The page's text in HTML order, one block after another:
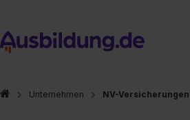
Unternehmen NV-Versicherungen